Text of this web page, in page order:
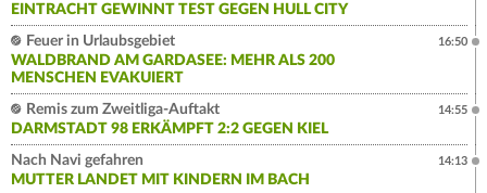
EINTRACHT GEWINNT TEST GEGEN HULL CITY
Feuer in Urlaubsgebiet
WALDBRAND AM GARDASEE: MEHR ALS 200
MENSCHEN EVAKUIERT
16:50
Remis zum Zweitliga-Auftakt
DARMSTADT 98 ERKÄMPFT 2:2 GEGEN KIEL
14:55
Nach Navi gefahren
MUTTER LANDET MIT KINDERN IM BACH
14:13